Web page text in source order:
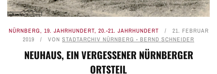
NÜRNBERG, 19. JAHRHUNDERT, 20.-21. JAHRHUNDERT
21. FEBRUAR
2019
VON STADTARCHIV NÜRNBERG - BERND SCHNEIDER
NEUHAUS, EIN VERGESSENER NÜRNBERGER
ORTSTEIL